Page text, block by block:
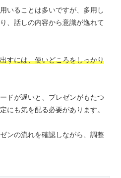
いることは多いですが、多用し
、話しの内容から意識が逸れて
すには、使いどころをしっかり
ドが遅いと、プレゼンがもたつ
にも気を配る必要があります。
ンの流れを確認しながら、調整